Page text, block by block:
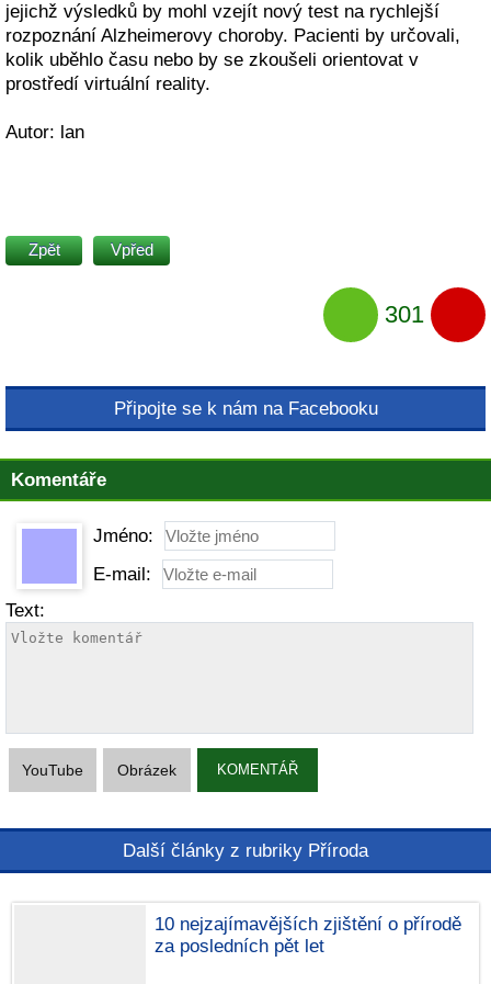
jejichž výsledků by mohl vzejít nový test na rychlejší
rozpoznání Alzheimerovy choroby. Pacienti by určovali,
kolik uběhlo času nebo by se zkoušeli orientovat v
prostředí virtuální reality.
Autor: lan
Zpět Vpřed
301
Připojte se k nám na Facebooku
Komentáře
Jméno:
E-mail:
Text:
YouTube Obrázek KOMENTÁŘ
Další články z rubriky Příroda
10 nejzajímavějších zjištění o přírodě
za posledních pět let